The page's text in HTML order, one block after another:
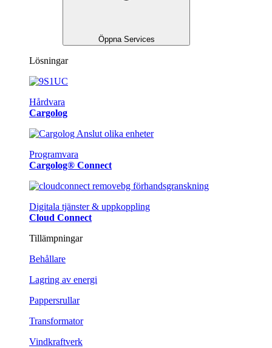
Öppna Services
Lösningar
Hårdvara
Cargolog
Programvara
Cargolog® Connect
Digitala tjänster & uppkoppling
Cloud Connect
Tillämpningar
Behållare
Lagring av energi
Pappersrullar
Transformator
Vindkraftverk